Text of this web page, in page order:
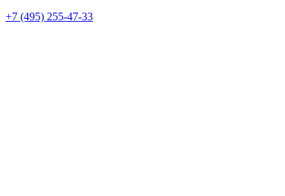
+7 (495) 255-47-33